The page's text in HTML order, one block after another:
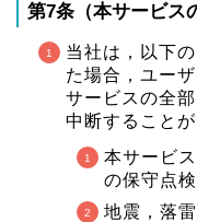
第7条（本サービス
当社は，以下
た場合，ユー
サービスの全
中断すること
本サービ
の保守点
地震，落